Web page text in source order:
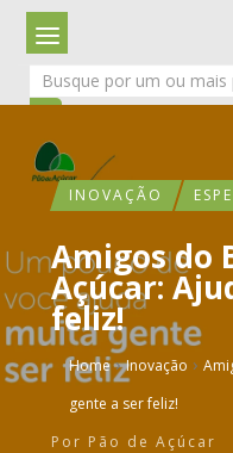
INOVAÇÃO
Amigos do
Açúcar:
feliz!
Home › Inovação ›
gente a ser feliz!
Por Pão de Açúcar